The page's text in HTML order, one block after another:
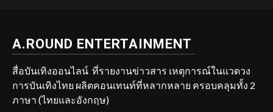
A.ROUND ENTERTAINMENT
สื่อบันเทิงออนไลน์ ที่รายงานข่าวสาร เหตุการณ์ในแวดวง
การบันเทิงไทย ผลิตคอนเทนท์ที่หลากหลาย ครอบคลุมทั้ง 2
ภาษา (ไทยและอังกฤษ)